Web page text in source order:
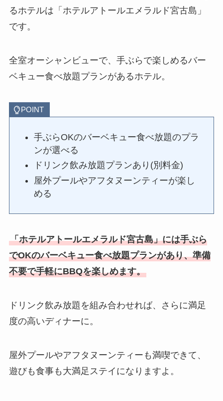
るホテルは「ホテルアトールエメラルド宮古島」
です。
全室オーシャンビューで、手ぶらで楽しめるバー
ベキュー食べ放題プランがあるホテル。
POINT
手ぶらOKのバーベキュー食べ放題のプラ
ンが選べる
ドリンク飲み放題プランあり(別料金)
屋外プールやアフタヌーンティーが楽し
める
「ホテルアトールエメラルド宮古島」には手ぶら
でOKのバーベキュー食べ放題プランがあり、準備
不要で手軽にBBQを楽しめます。
ドリンク飲み放題を組み合わせれば、さらに満足
度の高いディナーに。
屋外プールやアフタヌーンティーも満喫できて、
遊びも食事も大満足ステイになりますよ。